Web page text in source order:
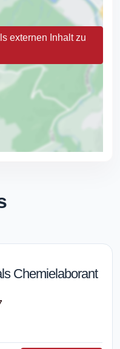
externen Inhalt zu
Chemielaborant